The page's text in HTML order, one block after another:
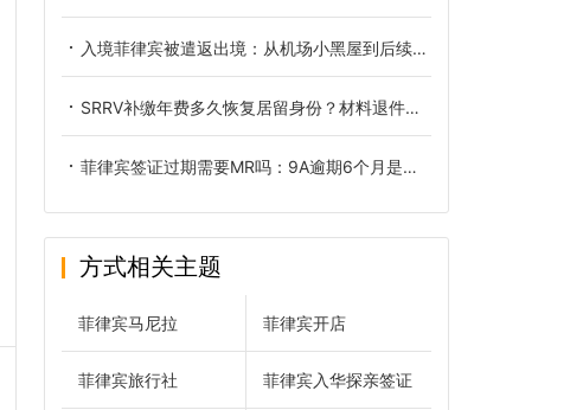
入境菲律宾被遣返出境：从机场小黑屋到后续洗黑的全链路复盘
SRRV补缴年费多久恢复居留身份？材料退件后正确重新递交方式
菲律宾签证过期需要MR吗：9A逾期6个月是分水岭
方式相关主题
菲律宾马尼拉 菲律宾开店
菲律宾旅行社 菲律宾入华探亲签证